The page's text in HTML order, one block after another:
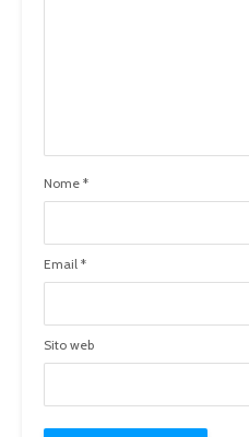
Nome *
Email *
Sito web